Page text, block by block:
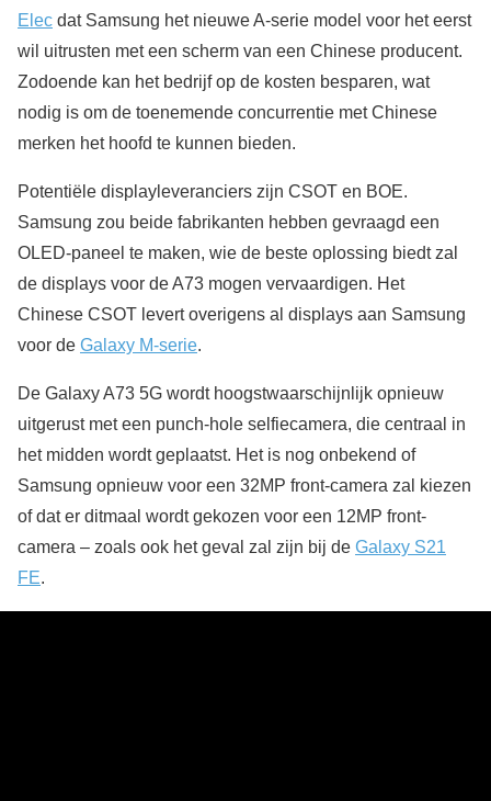
Elec dat Samsung het nieuwe A-serie model voor het eerst
wil uitrusten met een scherm van een Chinese producent.
Zodoende kan het bedrijf op de kosten besparen, wat
nodig is om de toenemende concurrentie met Chinese
merken het hoofd te kunnen bieden.
Potentiële displayleveranciers zijn CSOT en BOE.
Samsung zou beide fabrikanten hebben gevraagd een
OLED-paneel te maken, wie de beste oplossing biedt zal
de displays voor de A73 mogen vervaardigen. Het
Chinese CSOT levert overigens al displays aan Samsung
voor de Galaxy M-serie.
De Galaxy A73 5G wordt hoogstwaarschijnlijk opnieuw
uitgerust met een punch-hole selfiecamera, die centraal in
het midden wordt geplaatst. Het is nog onbekend of
Samsung opnieuw voor een 32MP front-camera zal kiezen
of dat er ditmaal wordt gekozen voor een 12MP front-
camera – zoals ook het geval zal zijn bij de Galaxy S21
FE.